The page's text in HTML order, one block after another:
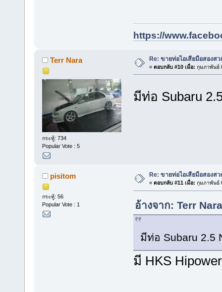
https://
Terr Nara
กระทู้: 734
Popular Vote : 5
Re: ขายท่อไอเสียมือสองส
« ตอบกลับ #10 เมื่อ: กุมภาพันธ์
มีท่อ Subaru
pisitom
กระทู้: 56
Popular Vote : 1
Re: ขายท่อไอเสียมือสองส
« ตอบกลับ #11 เมื่อ: กุมภาพันธ์
อ้างจาก: Terr
มีท่อ Subaru 2.5
มี HKS